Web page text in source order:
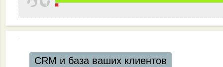
CRM и база ваших клиентов